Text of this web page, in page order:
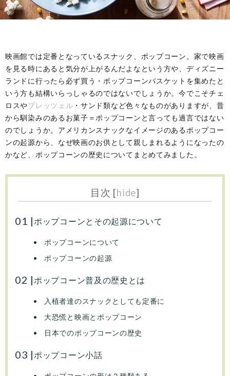
史
習
味
映画館では定番となっているスナック、ポップコーン。家で映画
を見る時にあると気分が上がるんだよなという方や、ディズニー
ランドに行ったら必ず買う・ポップコーンバスケットを集めたと
いう方も結構いらっしゃるのではないでしょうか。今でこそチェ
ロスやプレッツェル ・サンド類など色々なものがありますが、昔
から馴染みのあるお菓子＝ポップコーンと言っても過言ではない
のでしょうか。アメリカンスナックなイメージのあるポップコー
ンの起源から、なぜ映画のお供として親しまれるようになったの
かなど、ポップコーンの歴史についてまとめてみました。
目次 [hide]
ポップコーンとその起源について
ポップコーンについて
ポップコーンの起源
ポップコーン普及の歴史とは
入植者達のスナックとしても定番に
大恐慌と映画とポップコーン
日本でのポップコーンの歴史
ポップコーン小話